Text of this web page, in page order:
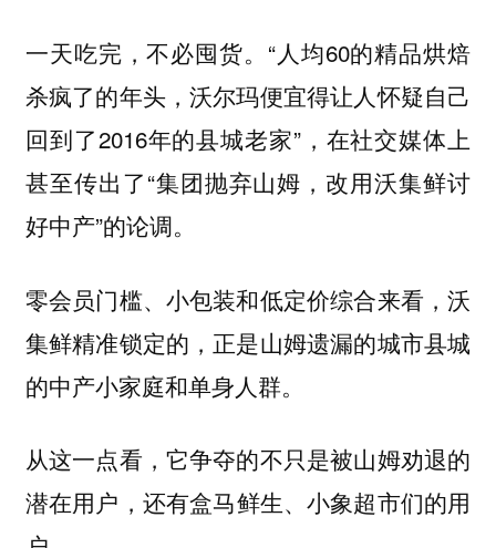
一天吃完，不必囤货。“人均60的精品烘焙
杀疯了的年头，沃尔玛便宜得让人怀疑自己
回到了2016年的县城老家”，在社交媒体上
甚至传出了“集团抛弃山姆，改用沃集鲜讨
好中产”的论调。
零会员门槛、小包装和低定价综合来看，沃
集鲜精准锁定的，正是山姆遗漏的城市县城
的中产小家庭和单身人群。
从这一点看，它争夺的不只是被山姆劝退的
潜在用户，还有盒马鲜生、小象超市们的用